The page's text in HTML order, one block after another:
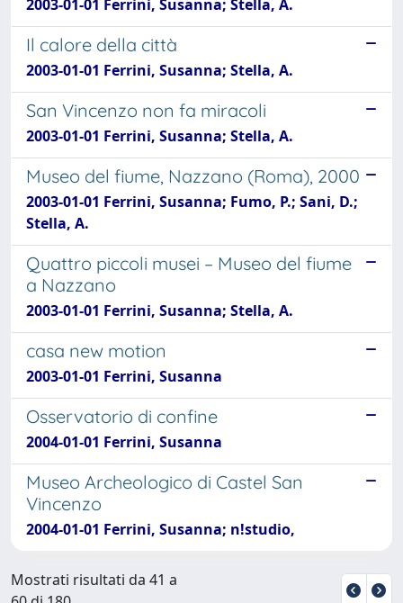
2003-01-01 Ferrini, Susanna; Stella, A.
Il calore della città
2003-01-01 Ferrini, Susanna; Stella, A.
San Vincenzo non fa miracoli
2003-01-01 Ferrini, Susanna; Stella, A.
Museo del fiume, Nazzano (Roma), 2000
2003-01-01 Ferrini, Susanna; Fumo, P.; Sani, D.;
Stella, A.
Quattro piccoli musei – Museo del fiume
a Nazzano
2003-01-01 Ferrini, Susanna; Stella, A.
casa new motion
2003-01-01 Ferrini, Susanna
Osservatorio di confine
2004-01-01 Ferrini, Susanna
Museo Archeologico di Castel San
Vincenzo
2004-01-01 Ferrini, Susanna; n!studio,
Mostrati risultati da 41 a